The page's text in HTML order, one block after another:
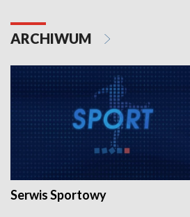
ARCHIWUM
Serwis Sportowy